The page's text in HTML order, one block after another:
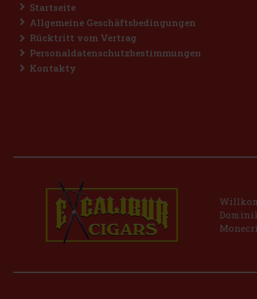
Startseite
Allgemeine Geschäftsbedingungen
Rücktritt vom Vertrag
Personaldatenschutzbestimmungen
Kontakty